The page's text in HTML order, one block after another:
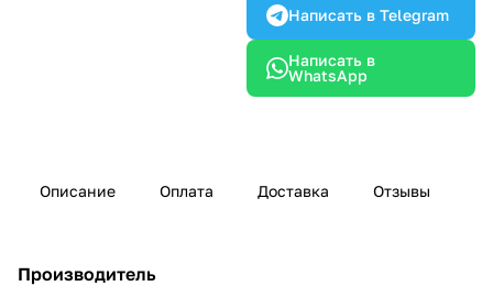
Написать в Telegram
Написать в
WhatsApp
Описание Оплата Доставка Отзывы
Производитель